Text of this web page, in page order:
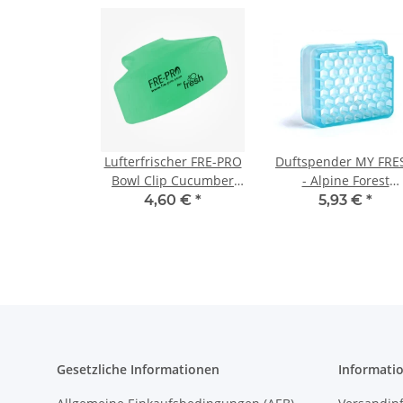
Lufterfrischer FRE-PRO
Bowl Clip Cucumber
Melon Luftverbesserer
4,60 € *
Duftspender MY
- Alpine Forest
Dufterfrischer
5,93 € *
Gesetzliche Informationen